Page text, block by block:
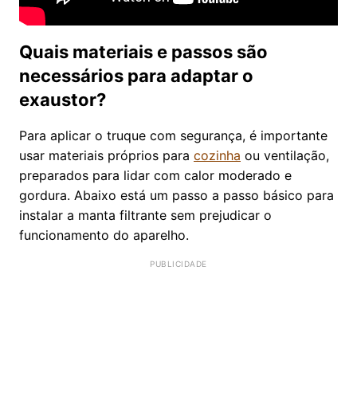
Quais materiais e passos são
necessários para adaptar o
exaustor?
Para aplicar o truque com segurança, é importante
usar materiais próprios para cozinha ou ventilação,
preparados para lidar com calor moderado e
gordura. Abaixo está um passo a passo básico para
instalar a manta filtrante sem prejudicar o
funcionamento do aparelho.